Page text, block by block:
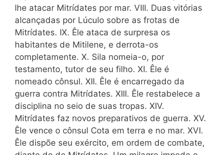
lhe atacar Mitrídates por mar. VIII. Duas vitórias
alcançadas por Lúculo sobre as frotas de
Mitrídates. IX. Êle ataca de surpresa os
habitantes de Mitilene, e derrota-os
completamente. X. Sila nomeia-o, por
testamento, tutor de seu filho. XI. Êle é
nomeado cônsul. XII. Êle é encarregado da
guerra contra Mitrídates. XIII. Êle restabelece a
disciplina no seio de suas tropas. XIV.
Mitrídates faz novos preparativos de guerra. XV.
Êle vence o cônsul Cota em terra e no mar. XVI.
Êle dispõe seu exército, em ordem de combate,